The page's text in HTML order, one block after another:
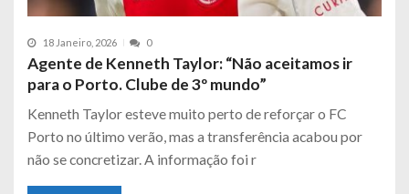
18 Janeiro, 2026 0
Agente de Kenneth Taylor: “Não aceitamos ir
para o Porto. Clube de 3º mundo”
Kenneth Taylor esteve muito perto de reforçar o FC
Porto no último verão, mas a transferência acabou por
não se concretizar. A informação foi r